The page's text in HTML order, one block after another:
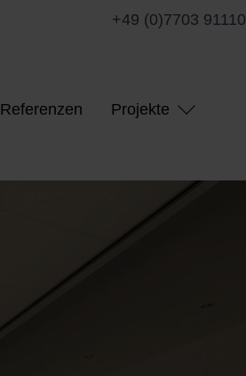
+49 (0)7703 91110
Referenzen Projekte